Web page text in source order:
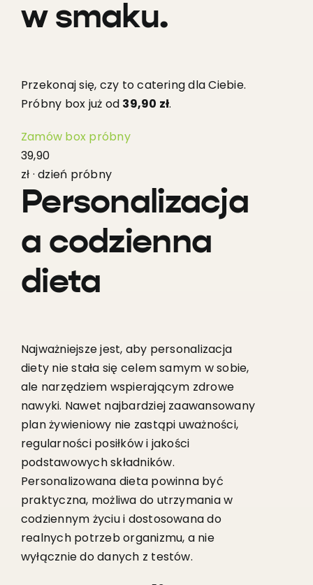
w smaku.
Przekonaj się, czy to catering dla Ciebie.
Próbny box już od 39,90 zł.
Zamów box próbny
39,90
zł · dzień próbny
Personalizacja
a codzienna
dieta
Najważniejsze jest, aby personalizacja
diety nie stała się celem samym w sobie,
ale narzędziem wspierającym zdrowe
nawyki. Nawet najbardziej zaawansowany
plan żywieniowy nie zastąpi uważności,
regularności posiłków i jakości
podstawowych składników.
Personalizowana dieta powinna być
praktyczna, możliwa do utrzymania w
codziennym życiu i dostosowana do
realnych potrzeb organizmu, a nie
wyłącznie do danych z testów.